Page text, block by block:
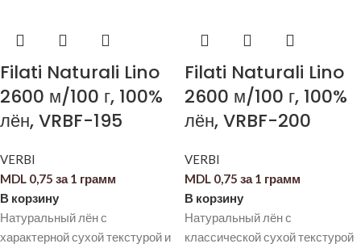
Filati Naturali Lino
2600 м/100 г, 100%
лён, VRBF-195
VERBI
MDL 0,75 за 1 грамм
В корзину
Натуральный лён с
характерной сухой текстурой и
Filati Naturali Lino
2600 м/100 г, 100%
лён, VRBF-200
VERBI
MDL 0,75 за 1 грамм
В корзину
Натуральный лён с
классической сухой текстурой